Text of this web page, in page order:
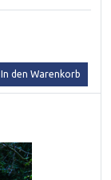
In den Warenkorb